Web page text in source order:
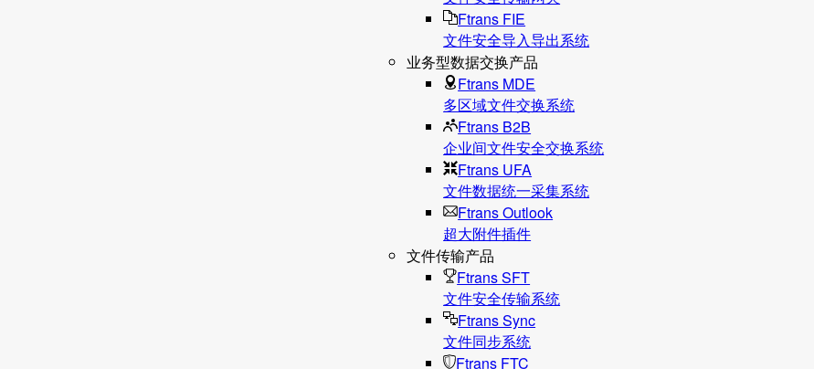
Ftrans FIE
文件安全导入导出系统
业务型数据交换产品
Ftrans MDE
多区域文件交换系统
Ftrans B2B
企业间文件安全交换系统
Ftrans UFA
文件数据统⼀采集系统
Ftrans Outlook
超大附件插件
文件传输产品
Ftrans SFT
文件安全传输系统
Ftrans Sync
文件同步系统
Ftrans FTC